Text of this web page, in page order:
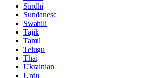
Sindhi
Sundanese
Swahili
Tajik
Tamil
Telugu
Thai
Ukrainian
Urdu